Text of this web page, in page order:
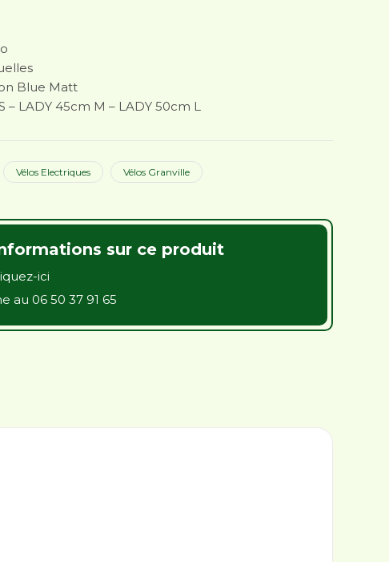
Blue Matt
– LADY 45cm M – LADY 50cm L
Vélos Electriques Vélos Granville
sur ce produit
ici
au06 50 37 91 65